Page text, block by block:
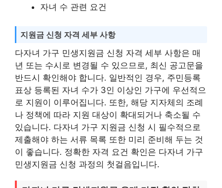
자녀 수 관련 요건
지원금 신청 자격 세부 사항
다자녀 가구 민생지원금 신청 자격 세부 사항은 매
년 또는 수시로 변경될 수 있으므로, 최신 공고문을
반드시 확인해야 합니다. 일반적인 경우, 주민등록
표상 등록된 자녀 수가 3인 이상인 가구에 우선적으
로 지원이 이루어집니다. 또한, 해당 지자체의 조례
나 정책에 따라 지원 대상이 확대되거나 축소될 수
있습니다. 다자녀 가구 지원금 신청 시 필수적으로
제출해야 하는 서류 목록 또한 미리 준비해 두는 것
이 좋습니다. 정확한 자격 요건 확인은 다자녀 가구
민생지원금 신청 과정의 첫걸음입니다.